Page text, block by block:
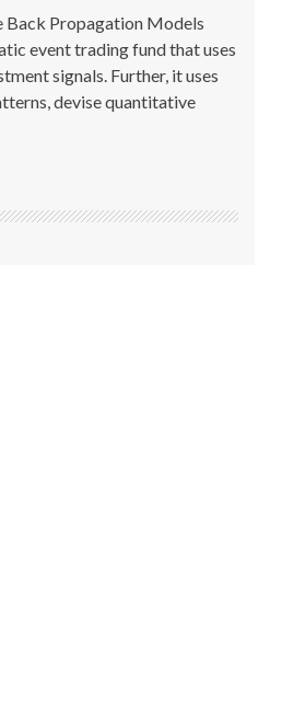
Back Propagation Models
event trading fund that uses
signals. Further, it uses
devise quantitative